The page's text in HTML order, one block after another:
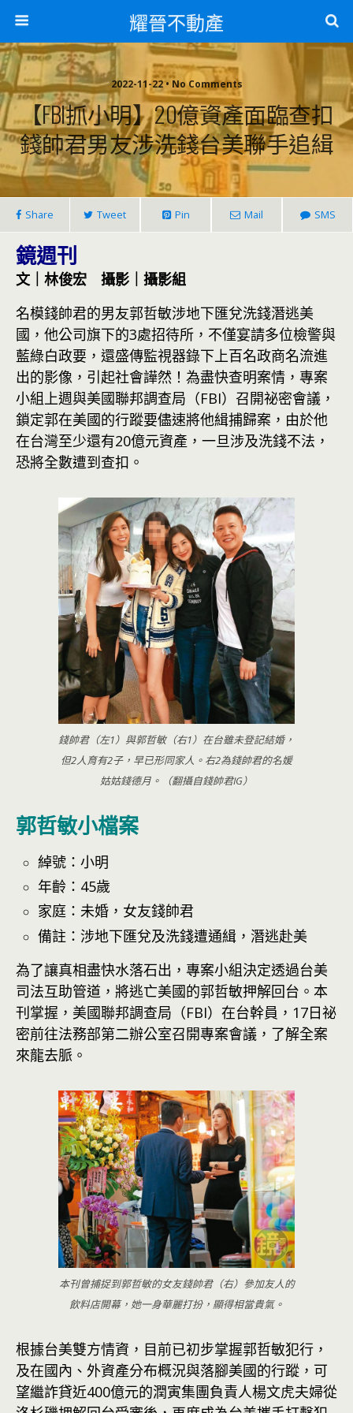
耀晉不動產
2022-11-22 • No Comments
【FBI抓小明】20億資產面臨查扣
錢帥君男友涉洗錢台美聯手追緝
Share Tweet Pin Mail SMS
鏡週刊
文｜林俊宏 攝影｜攝影組
名模錢帥君的男友郭哲敏涉地下匯兌洗錢潛逃美
國，他公司旗下的3處招待所，不僅宴請多位檢警與
藍綠白政要，還盛傳監視器錄下上百名政商名流進
出的影像，引起社會譁然！為盡快查明案情，專案
小組上週與美國聯邦調查局（FBI）召開祕密會議，
鎖定郭在美國的行蹤要儘速將他緝捕歸案，由於他
在台灣至少還有20億元資產，一旦涉及洗錢不法，
恐將全數遭到查扣。
錢帥君（左1）與郭哲敏（右1）在台雖未登記結婚，
但2人育有2子，早已形同家人。右2為錢帥君的名媛
姑姑錢德月。（翻攝自錢帥君IG）
郭哲敏小檔案
綽號：小明
年齡：45歲
家庭：未婚，女友錢帥君
備註：涉地下匯兌及洗錢遭通緝，潛逃赴美
為了讓真相盡快水落石出，專案小組決定透過台美
司法互助管道，將逃亡美國的郭哲敏押解回台。本
刊掌握，美國聯邦調查局（FBI）在台幹員，17日祕
密前往法務部第二辦公室召開專案會議，了解全案
來龍去脈。
本刊曾捕捉到郭哲敏的女友錢帥君（右）參加友人的
飲料店開幕，她一身華麗打扮，顯得相當貴氣。
根據台美雙方情資，目前已初步掌握郭哲敏犯行，
及在國內、外資產分布概況與落腳美國的行蹤，可
望繼詐貸近400億元的潤寅集團負責人楊文虎夫婦從